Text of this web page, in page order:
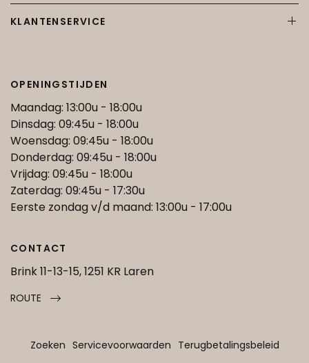
KLANTENSERVICE
OPENINGSTIJDEN
Maandag: 13:00u - 18:00u
Dinsdag: 09:45u - 18:00u
Woensdag: 09:45u - 18:00u
Donderdag: 09:45u - 18:00u
Vrijdag: 09:45u - 18:00u
Zaterdag: 09:45u - 17:30u
Eerste zondag v/d maand: 13:00u - 17:00u
CONTACT
Brink 11-13-15, 1251 KR Laren
ROUTE
Zoeken Servicevoorwaarden Terugbetalingsbeleid